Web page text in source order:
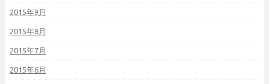
2015年9月
2015年8月
2015年7月
2015年6月